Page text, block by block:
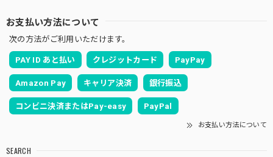
お支払い方法について
次の方法がご利用いただけます。
PAY ID あと払い クレジットカード PayPay
Amazon Pay キャリア決済 銀行振込
コンビニ決済またはPay-easy PayPal
お支払い方法について
SEARCH